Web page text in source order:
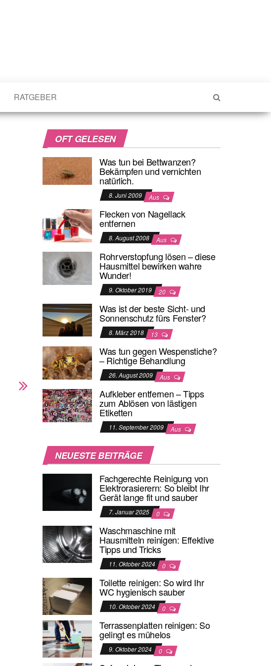
RATGEBER
OFT GELESEN
Was tun bei Bettwanzen?
Bekämpfen und vernichten
natürlich.
8. Juni 2009 Aus
Flecken von Nagellack
entfernen
8. August 2008 Aus
Rohrverstopfung lösen – diese
Hausmittel bewirken wahre
Wunder!
9. Oktober 2019 20
Was ist der beste Sicht- und
Sonnenschutz fürs Fenster?
8. März 2018 13
Was tun gegen Wespenstiche?
– Richtige Behandlung
26. August 2009 Aus
Aufkleber entfernen – Tipps
zum Ablösen von lästigen
Etiketten
11. September 2009 Aus
NEUESTE BEITRÄGE
Fachgerechte Reinigung von
Elektrorasierern: So bleibt Ihr
Gerät lange fit und sauber
7. Januar 2025 0
Waschmaschine mit
Hausmitteln reinigen: Effektive
Tipps und Tricks
11. Oktober 2024 0
Toilette reinigen: So wird Ihr
WC hygienisch sauber
10. Oktober 2024 0
Terrassenplatten reinigen: So
gelingt es mühelos
9. Oktober 2024 0